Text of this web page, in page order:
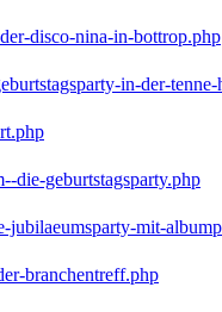
disco-nina-in-bottrop.php
in-der-tenne-
die-geburtstagsparty.php
mit-
branchentreff.php